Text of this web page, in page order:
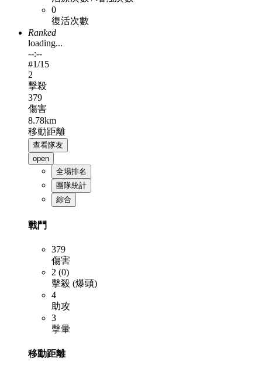
0
復活次數
Ranked
loading...
--:--
#1/15
2
擊殺
379
傷害
8.78km
移動距離
查看隊友
open
全場排名
團隊統計
綜合
戰鬥
379
傷害
2 (0)
擊殺 (爆頭)
4
助攻
3
擊暈
移動距離